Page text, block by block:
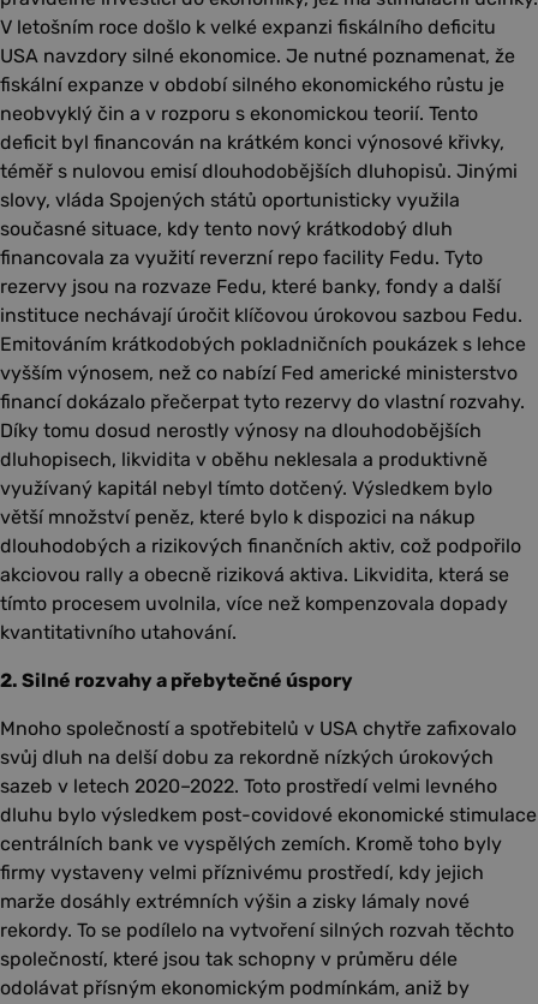
V letošním roce došlo k velké expanzi fiskálního deficitu
USA navzdory silné ekonomice. Je nutné poznamenat, že
fiskální expanze v období silného ekonomického růstu je
neobvyklý čin a v rozporu s ekonomickou teorií. Tento
deficit byl financován na krátkém konci výnosové křivky,
téměř s nulovou emisí dlouhodobějších dluhopisů. Jinými
slovy, vláda Spojených států oportunisticky využila
současné situace, kdy tento nový krátkodobý dluh
financovala za využití reverzní repo facility Fedu. Tyto
rezervy jsou na rozvaze Fedu, které banky, fondy a další
instituce nechávají úročit klíčovou úrokovou sazbou Fedu.
Emitováním krátkodobých pokladničních poukázek s lehce
vyšším výnosem, než co nabízí Fed americké ministerstvo
financí dokázalo přečerpat tyto rezervy do vlastní rozvahy.
Díky tomu dosud nerostly výnosy na dlouhodobějších
dluhopisech, likvidita v oběhu neklesala a produktivně
využívaný kapitál nebyl tímto dotčený. Výsledkem bylo
větší množství peněz, které bylo k dispozici na nákup
dlouhodobých a rizikových finančních aktiv, což podpořilo
akciovou rally a obecně riziková aktiva. Likvidita, která se
tímto procesem uvolnila, více než kompenzovala dopady
kvantitativního utahování.
2. Silné rozvahy a přebytečné úspory
Mnoho společností a spotřebitelů v USA chytře zafixovalo
svůj dluh na delší dobu za rekordně nízkých úrokových
sazeb v letech 2020–2022. Toto prostředí velmi levného
dluhu bylo výsledkem post-covidové ekonomické stimulace
centrálních bank ve vyspělých zemích. Kromě toho byly
firmy vystaveny velmi příznivému prostředí, kdy jejich
marže dosáhly extrémních výšin a zisky lámaly nové
rekordy. To se podílelo na vytvoření silných rozvah těchto
společností, které jsou tak schopny v průměru déle
odolávat přísným ekonomickým podmínkám, aniž by